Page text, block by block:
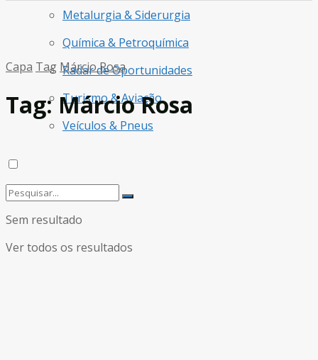
Metalurgia & Siderurgia
Química & Petroquímica
Radar de Oportunidades
Turismo & Aviação
Veículos & Pneus
Sem resultado
Ver todos os resultados
Capa Tag Márcio Rosa
Tag:Márcio Rosa